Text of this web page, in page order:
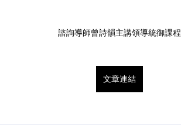
諮詢導師曾詩韻主講領導統御課程
文章連結